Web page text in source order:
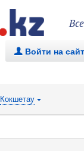
. Войти на сайт
Кокшетау {